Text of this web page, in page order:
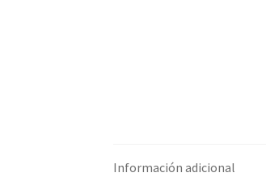
Información adicional